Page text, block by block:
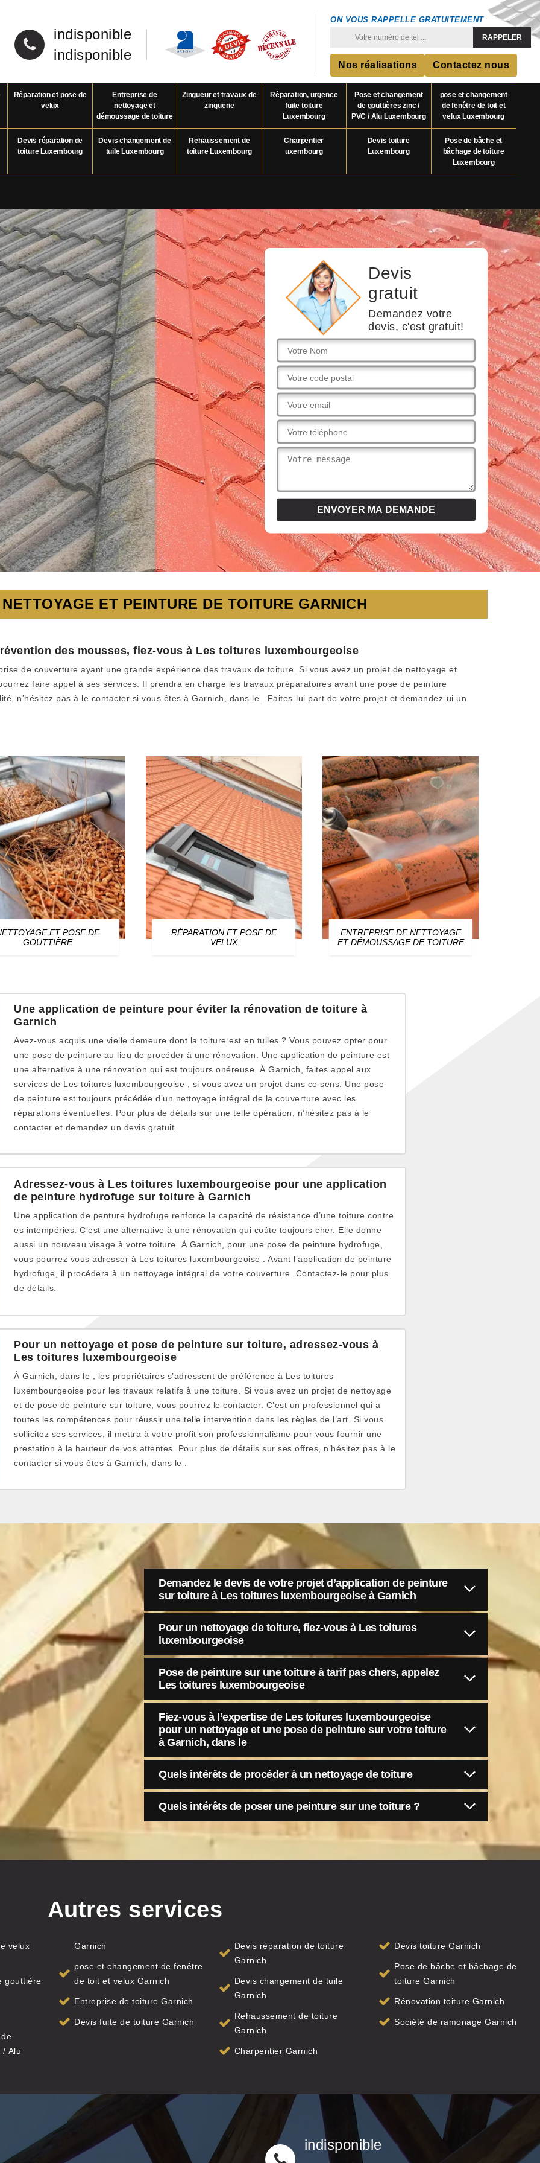
indisponible
indisponible
ON VOUS RAPPELLE GRATUITEMENT
Nos réalisations Contactez nous
Réparation et pose de
velux
Entreprise de
nettoyage et
démoussage de toiture
Zingueur et travaux de
zinguerie
Réparation, urgence
fuite toiture
Luxembourg
Pose et changement
de gouttières zinc /
PVC / Alu Luxembourg
pose et changement
de fenêtre de toit et
velux Luxembourg
Devis réparation de
toiture Luxembourg
Devis changement de
tuile Luxembourg
Rehaussement de
toiture Luxembourg
Charpentier
uxembourg
Devis toiture
Luxembourg
Pose de bâche et
bâchage de toiture
Luxembourg
Devis
gratuit
Demandez votre
devis, c'est gratuit!
ET PEINTURE DE TOITURE GARNICH
des mousses, fiez-vous à Les toitures luxembourgeoise
de couverture ayant une grande expérience des travaux de toiture. Si vous avez un projet de nettoyage et
faire appel à ses services. Il prendra en charge les travaux préparatoires avant une pose de peinture
n’hésitez pas à le contacter si vous êtes à Garnich, dans le . Faites-lui part de votre projet et demandez-ui un
RÉPARATION ET POSE DE
ENTREPRISE DE NETTOYAGE
ET DÉMOUSSAGE DE TOITURE
ZINGUEUR ET TRAVAUX DE
ZINGUERIE
Une application de peinture pour éviter la rénovation de toiture à
Garnich
Avez-vous acquis une vielle demeure dont la toiture est en tuiles ? Vous pouvez opter pour
une pose de peinture au lieu de procéder à une rénovation. Une application de peinture est
une alternative à une rénovation qui est toujours onéreuse. À Garnich, faites appel aux
services de Les toitures luxembourgeoise , si vous avez un projet dans ce sens. Une pose
de peinture est toujours précédée d’un nettoyage intégral de la couverture avec les
réparations éventuelles. Pour plus de détails sur une telle opération, n’hésitez pas à le
contacter et demandez un devis gratuit.
Adressez-vous à Les toitures luxembourgeoise pour une application
de peinture hydrofuge sur toiture à Garnich
Une application de penture hydrofuge renforce la capacité de résistance d’une toiture contre
es intempéries. C’est une alternative à une rénovation qui coûte toujours cher. Elle donne
aussi un nouveau visage à votre toiture. À Garnich, pour une pose de peinture hydrofuge,
vous pourrez vous adresser à Les toitures luxembourgeoise . Avant l’application de peinture
hydrofuge, il procédera à un nettoyage intégral de votre couverture. Contactez-le pour plus
de détails.
Pour un nettoyage et pose de peinture sur toiture, adressez-vous à
Les toitures luxembourgeoise
À Garnich, dans le , les propriétaires s’adressent de préférence à Les toitures
luxembourgeoise pour les travaux relatifs à une toiture. Si vous avez un projet de nettoyage
et de pose de peinture sur toiture, vous pourrez le contacter. C’est un professionnel qui a
toutes les compétences pour réussir une telle intervention dans les règles de l’art. Si vous
sollicitez ses services, il mettra à votre profit son professionnalisme pour vous fournir une
prestation à la hauteur de vos attentes. Pour plus de détails sur ses offres, n’hésitez pas à le
contacter si vous êtes à Garnich, dans le .
Demandez le devis de votre projet d’application de peinture
sur toiture à Les toitures luxembourgeoise à Garnich
Pour un nettoyage de toiture, fiez-vous à Les toitures
luxembourgeoise
Pose de peinture sur une toiture à tarif pas chers, appelez
Les toitures luxembourgeoise
Fiez-vous à l’expertise de Les toitures luxembourgeoise
pour un nettoyage et une pose de peinture sur votre toiture
à Garnich, dans le
Quels intérêts de procéder à un nettoyage de toiture
Quels intérêts de poser une peinture sur une toiture ?
Autres services
velux
gouttière
/ Alu
Garnich
pose et changement de fenêtre
de toit et velux Garnich
Entreprise de toiture Garnich
Devis fuite de toiture Garnich
Devis réparation de toiture
Garnich
Devis changement de tuile
Garnich
Rehaussement de toiture
Garnich
Charpentier Garnich
Devis toiture Garnich
Pose de bâche et bâchage de
toiture Garnich
Rénovation toiture Garnich
Société de ramonage Garnich
indisponible